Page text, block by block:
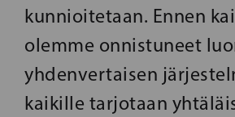
kunnioitetaan. Ennen
olemme onnistuneet
yhdenvertaisen
kaikille tarjotaan